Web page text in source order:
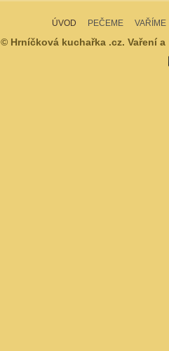
ÚVOD PEČEME VAŘÍME
© Hrníčková kuchařka .cz. Vaření